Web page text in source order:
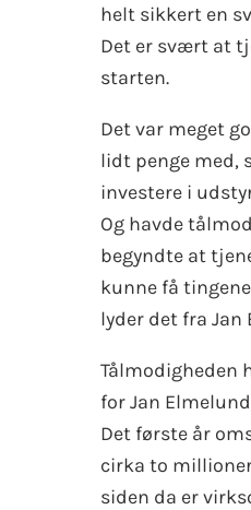
helt sikkert en
Det er svært at
starten.
Det var meget
lidt penge med,
investere i
Og havde
begyndte at
kunne få
lyder det fra Jan
Tålmodigheden
for Jan
Det første år
cirka to
siden da er